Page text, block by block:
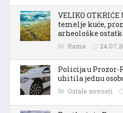
VELIKO
temelje kuće,
arheološke
Rama
Policija u
uhitila jednu
Ostale novosti